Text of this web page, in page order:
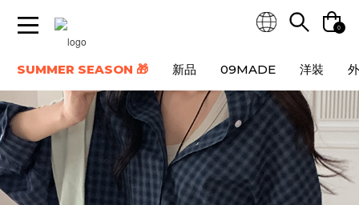
0
SUMMER SEASON 🎁 新品 09MADE 洋裝